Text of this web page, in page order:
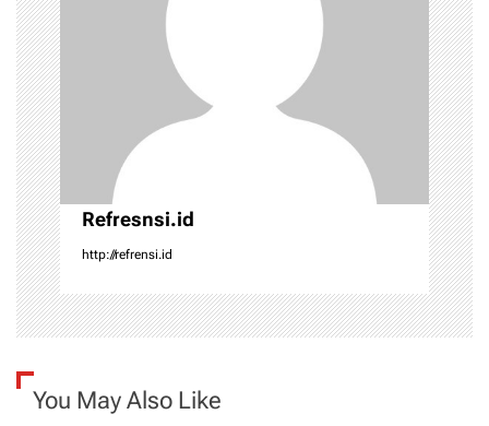
a
t
i
o
n
Refresnsi.id
http://refrensi.id
You May Also Like